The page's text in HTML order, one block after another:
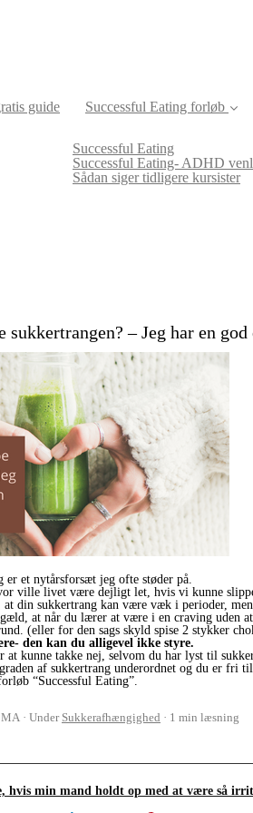
guide Successful Eating forløb
Successful Eating
Successful Eating- ADHD
Sådan siger tidligere kursister
sukkertrangen? – Jeg har en
et nytårsforsæt jeg ofte støder på.
ville livet være dejligt let, hvis vi kunne
at din sukkertrang kan være væk i perioder,
at når du lærer at være i en craving uden
(eller for den sags skyld spise 2 stykker
den kan du alligevel ikke styre.
at kunne takke nej, selvom du har lyst til
af sukkertrang underordnet og du er fri
“Successful Eating”.
Under Sukkerafhængighed 1 min læsning